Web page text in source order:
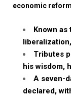
economic
Known
Tributes
his wisdom,
A seven-
declared,